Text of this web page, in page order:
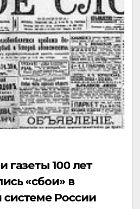
газеты 100 лет
«сбои» в
России